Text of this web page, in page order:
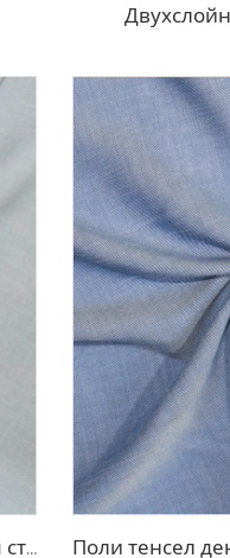
Ткань, похожая на деним, TR с эффектом стрейч